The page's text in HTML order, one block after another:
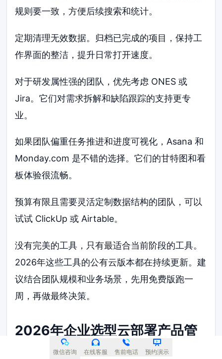
规则要一致，方便后续搜索和统计。
定期清理无效数据。归档已完成的项目，保持工
作界面的整洁，提升日常打开速度。
对于研发属性强的团队，优先考虑 ONES 或
Jira。它们对需求拆解和缺陷跟踪的支持更专
业。
如果团队偏重任务推进和进度可视化，Asana 和
Monday.com 是不错的选择。它们的甘特图和看
板体验很流畅。
预算有限且需要灵活定制数据结构的团队，可以
试试 ClickUp 或 Airtable。
没有完美的工具，只有最适合当前阶段的工具。
2026年这些工具的公有云版本都在持续更新。建
议结合团队规模和业务场景，先用免费版跑一
周，再做最终决策。
2026年企业选型云部署产品管
理系统高频疑问解答
微信咨询 在线客服 售前电话 预约演示